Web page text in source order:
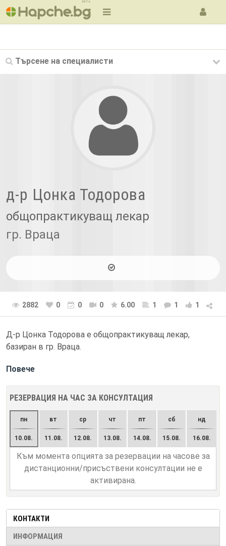
BETA
Търсене на специалисти
д-р Цонка Тодорова
общопрактикуващ лекар
гр. Враца
2882 0 0 0 6.00 1 1 1
Д-р Цонка Тодорова е общопрактикуващ лекар,
базиран в гр. Враца.
Повече
РЕЗЕРВАЦИЯ НА ЧАС ЗА КОНСУЛТАЦИЯ
пн
10.08.
вт
11.08.
ср
12.08.
чт
13.08.
пт
14.08.
сб
15.08.
нд
16.08.
Към момента опцията за резервации на часове за
дистанционни/присъствени консултации не е
активирана.
КОНТАКТИ
ИНФОРМАЦИЯ